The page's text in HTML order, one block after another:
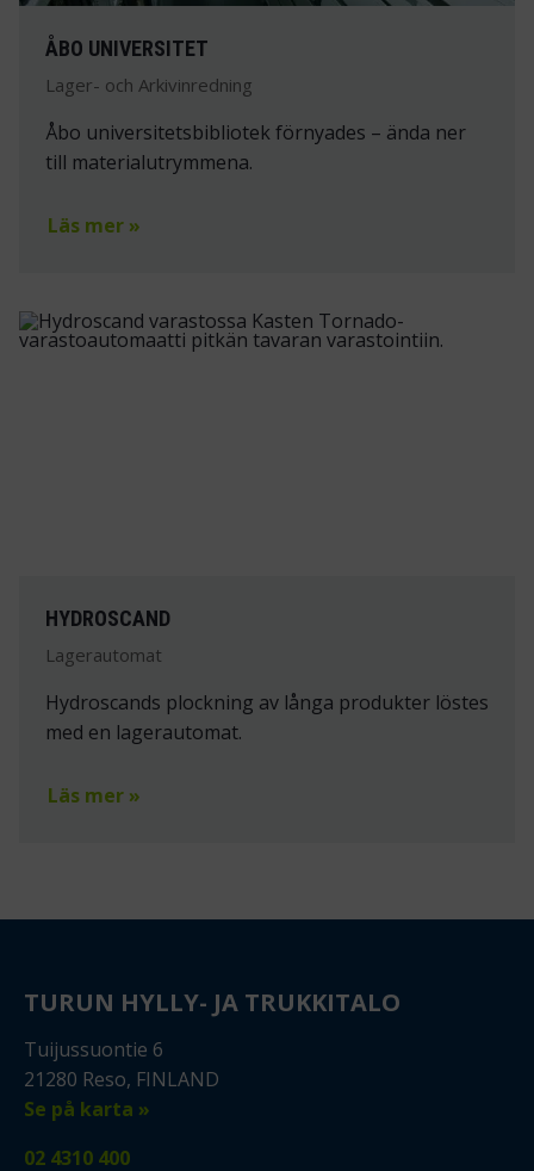
ÅBO UNIVERSITET
Lager- och Arkivinredning
Åbo universitetsbibliotek förnyades – ända ner
till materialutrymmena.
Läs mer »
HYDROSCAND
Lagerautomat
Hydroscands plockning av långa produkter löstes
med en lagerautomat.
Läs mer »
TURUN HYLLY- JA TRUKKITALO
Tuijussuontie 6
21280 Reso, FINLAND
Se på karta »
02 4310 400